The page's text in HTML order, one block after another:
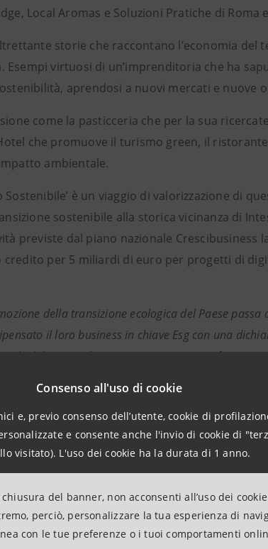
Consenso all'uso di cookie
e, previo consenso dell’utente, cookie di
e consente anche l'invio di cookie di
visitato). L'uso dei cookie ha la durata di 1 anno.
del banner, non acconsenti all’uso dei
perciò, personalizzare la tua esperienza di
con le tue preferenze o i tuoi comportamenti
Local Aromas e Soluzioni Pratiche di Roma
storie che raccontano l’economia
Esempi virtuosi di un’imprenditoria che ha
aprendosi a nuovi mercati e nuove
come la pasticceria che per la sua
che promuove il turismo green, il
ambientale.
Sostenibile’ è un viaggio di valorizzazione di
sostenibile alla storica vicinanza di
previste dal piano nazionale Crescibusiness
credito per 5 miliardi di euro per progetti di
della transizione ecologica del Paese
il loro business in chiave Esg con una
del proprio business- commentaRoberto
nostro Gruppo mantiene da sempre un dialogo
le esigenze, sostenendo con strumenti finanziari
digitali e di sostenibilità”.
descrizione e foto degli incontri